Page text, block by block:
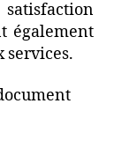
également
services.